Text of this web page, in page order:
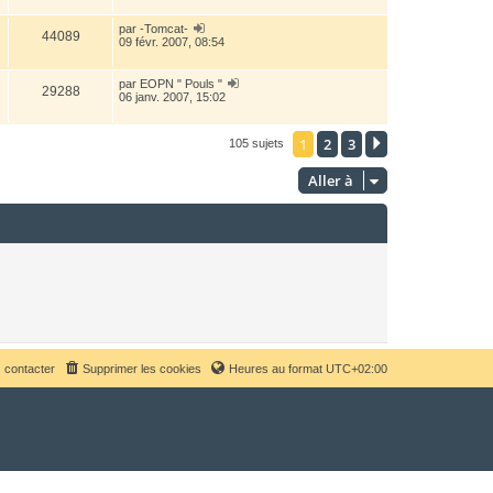
44089 par -Tomcat-
09 févr. 2007, 08:54
29288 par EOPN " Pouls "
06 janv. 2007, 15:02
105 sujets 1 2 3
Aller à
Heures au format UTC+02:00
Supprimer les cookies
contacter